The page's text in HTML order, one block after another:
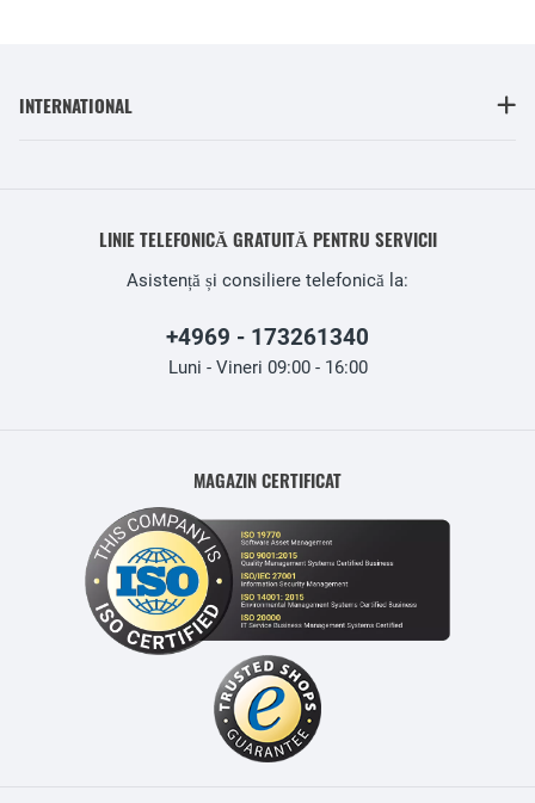
INTERNATIONAL
LINIE TELEFONICĂ GRATUITĂ PENTRU SERVICII
Asistență și consiliere telefonică la:
+4969 - 173261340
Luni - Vineri 09:00 - 16:00
MAGAZIN CERTIFICAT